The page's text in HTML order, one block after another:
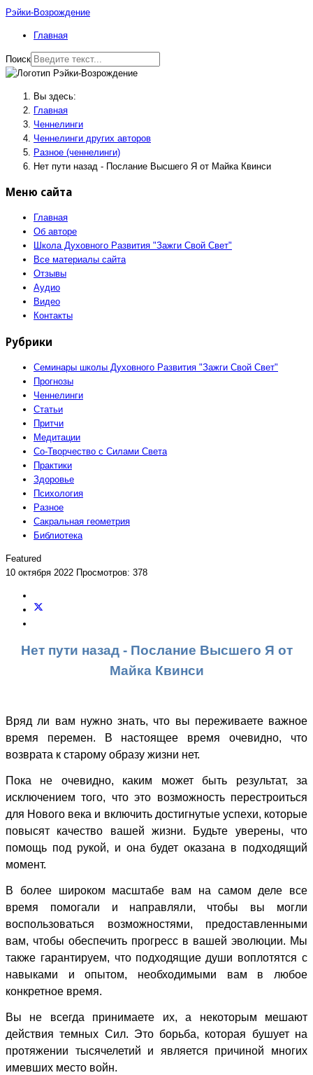
Рэйки-Возрождение
Главная
Поиск
Вы здесь:
Главная
Ченнелинги
Ченнелинги других авторов
Разное (ченнелинги)
Нет пути назад - Послание Высшего Я от Майка Квинси
Меню сайта
Главная
Об авторе
Школа Духовного Развития "Зажги Свой Свет"
Все материалы сайта
Отзывы
Аудио
Видео
Контакты
Рубрики
Семинары школы Духовного Развития "Зажги Свой Свет"
Прогнозы
Ченнелинги
Статьи
Притчи
Медитации
Со-Творчество с Силами Света
Практики
Здоровье
Психология
Разное
Сакральная геометрия
Библиотека
Featured
10 октября 2022 Просмотров: 378
Нет пути назад - Послание Высшего Я от
Майка Квинси
Вряд ли вам нужно знать, что вы переживаете важное
время перемен. В настоящее время очевидно, что
возврата к старому образу жизни нет.
Пока не очевидно, каким может быть результат, за
исключением того, что это возможность перестроиться
для Нового века и включить достигнутые успехи, которые
повысят качество вашей жизни. Будьте уверены, что
помощь под рукой, и она будет оказана в подходящий
момент.
В более широком масштабе вам на самом деле все
время помогали и направляли, чтобы вы могли
воспользоваться возможностями, предоставленными
вам, чтобы обеспечить прогресс в вашей эволюции. Мы
также гарантируем, что подходящие души воплотятся с
навыками и опытом, необходимыми вам в любое
конкретное время.
Вы не всегда принимаете их, а некоторым мешают
действия темных Сил. Это борьба, которая бушует на
протяжении тысячелетий и является причиной многих
имевших место войн.